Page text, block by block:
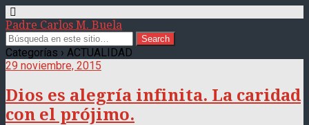
Padre Carlos M. Buela
Categorías › ACTUALIDAD
29 noviembre, 2015
Dios es alegría infinita. La caridad
con el prójimo.